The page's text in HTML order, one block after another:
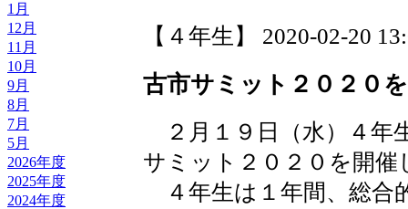
1月
12月
11月
10月
9月
8月
7月
5月
2026年度
2025年度
2024年度
【４年生】 2020-02-20
古市サミット２０２０
２月１９日（水）４年
サミット２０２０を開催
４年生は１年間、総合